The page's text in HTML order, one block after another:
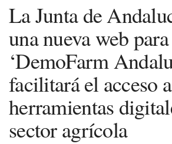
La Junta de
una nueva web para
‘DemoFarm
facilitará el acceso a
herramientas
sector agrícola